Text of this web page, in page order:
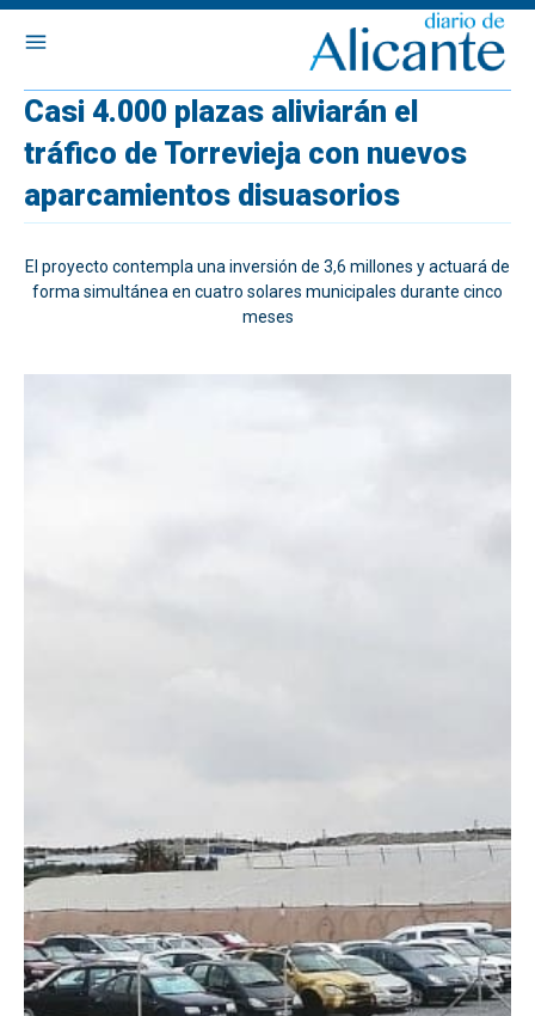
Casi 4.000 plazas aliviarán el
tráfico de Torrevieja con nuevos
aparcamientos disuasorios
El proyecto contempla una inversión de 3,6 millones y actuará de
forma simultánea en cuatro solares municipales durante cinco
meses